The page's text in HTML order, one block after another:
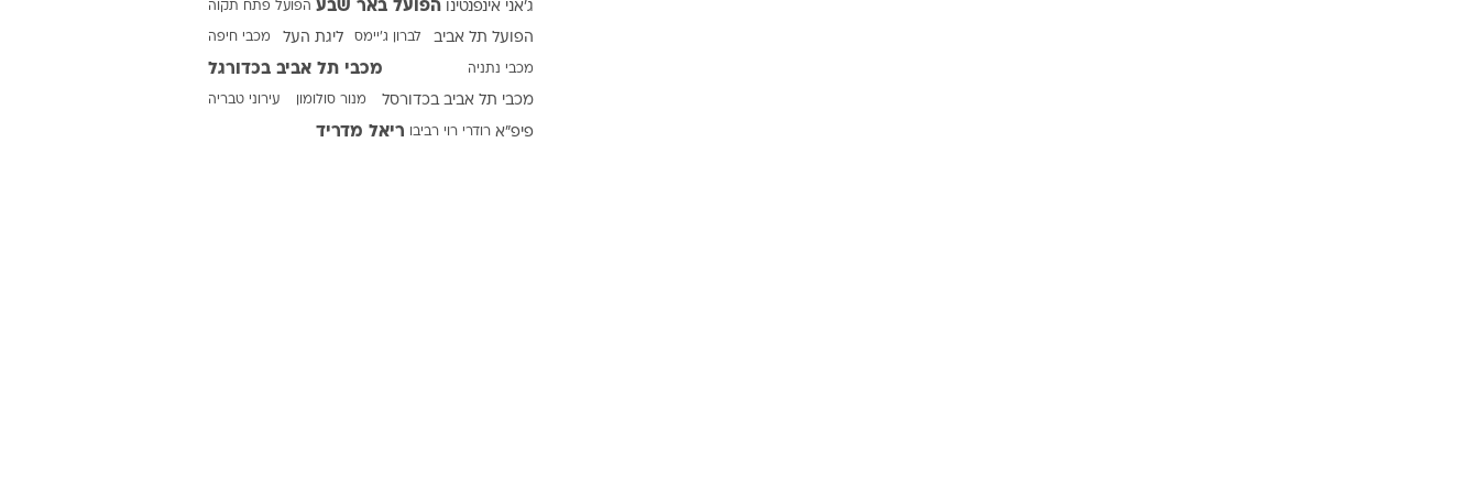
ענפים נוספים
לוח שידורים
החידה של ספורט1
ארכיון מדורים מחוץ לקווים
4-4-2 כתבו לנו
ג'אני אינפנטינו הפועל באר שבע הפועל פתח תקוה
הפועל תל אביב לברון ג'יימס ליגת העל מכבי חיפה
מכבי נתניה מכבי תל אביב בכדורגל
מכבי תל אביב בכדורסל מנור סולומון עירוני טבריה
פיפ"א רודרי רוי רביבו ריאל מדריד